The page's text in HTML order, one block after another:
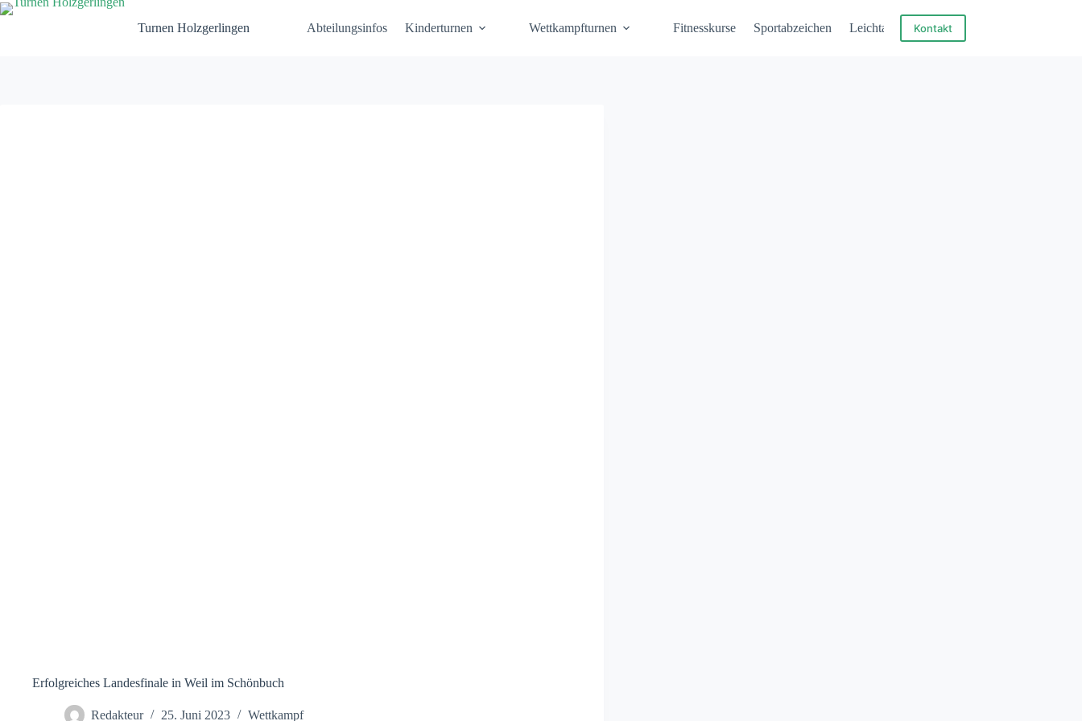
Zum
Turnen Holzgerlingen Abteilungsinfos Kinderturnen Wettkampfturnen Fitnesskurse Sportabzeichen LeichtathletikKontakt
Erfolgreiches Landesfinale in Weil im Schönbuch
Redakteur 25. Juni 2023 Wettkampf